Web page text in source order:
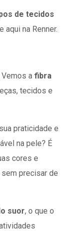
de tecidos
aqui na Renner.
a fibra
tecidos e
praticidade e
na pele? É
cores e
precisar de
suor, o que o